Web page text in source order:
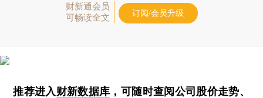
财新通会员
可畅读全文
订阅/会员升级
推荐进入财新数据库 ，可随时查阅公司股价走势、